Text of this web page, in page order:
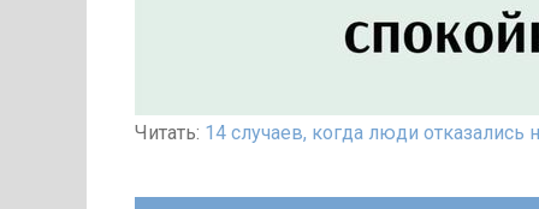
Читать: 14 случаев, когда люди